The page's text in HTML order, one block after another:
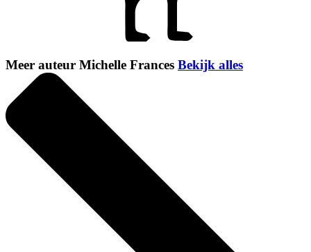
Meer auteur Michelle Frances Bekijk alles